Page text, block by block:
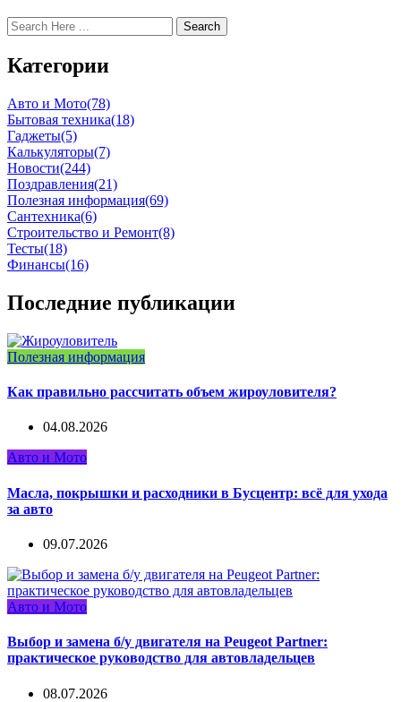
Search
Категории
Авто и Мото(78)
Бытовая техника(18)
Гаджеты(5)
Калькуляторы(7)
Новости(244)
Поздравления(21)
Полезная информация(69)
Сантехника(6)
Строительство и Ремонт(8)
Тесты(18)
Финансы(16)
Последние публикации
Полезная информация
Как правильно рассчитать объем жироуловителя?
04.08.2026
Авто и Мото
Масла, покрышки и расходники в Бусцентр: всё для ухода
за авто
09.07.2026
Авто и Мото
Выбор и замена б/у двигателя на Peugeot Partner:
практическое руководство для автовладельцев
08.07.2026